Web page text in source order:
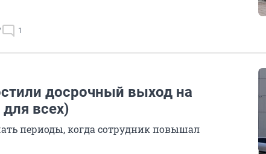
1
досрочный выход на
всех)
периоды, когда сотрудник повышал